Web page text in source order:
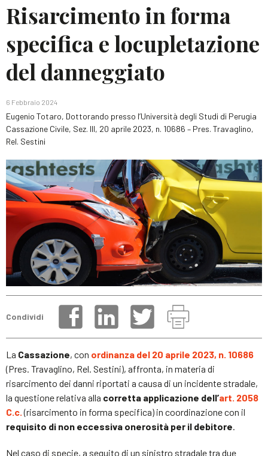
Risarcimento in forma
specifica e locupletazione
del danneggiato
6 Febbraio 2024
Eugenio Totaro, Dottorando presso l’Università degli Studi di Perugia
Cassazione Civile, Sez. III, 20 aprile 2023, n. 10686 – Pres. Travaglino,
Rel. Sestini
Condividi
La Cassazione, con ordinanza del 20 aprile 2023, n. 10686
(Pres. Travaglino, Rel. Sestini), affronta, in materia di
risarcimento dei danni riportati a causa di un incidente stradale,
la questione relativa alla corretta applicazione dell’art. 2058
C.c.(risarcimento in forma specifica) in coordinazione con il
requisito di non eccessiva onerosità per il debitore.
Nel caso di specie, a seguito di un sinistro stradale tra due